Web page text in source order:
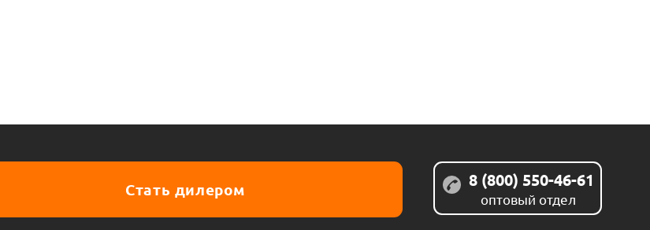
Стать дилером 8 (800) 550-46-61
оптовый отдел